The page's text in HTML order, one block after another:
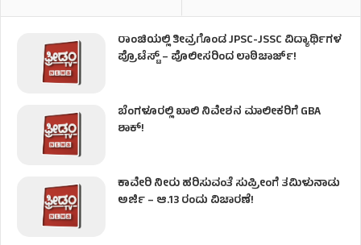
ರಾಂಚಿಯಲ್ಲಿ ತೀವ್ರಗೊಂಡ JPSC-JSSC ವಿದ್ಯಾರ್ಥಿಗಳ
ಪ್ರೊಟೆಸ್ಟ್ – ಪೊಲೀಸರಿಂದ ಲಾಠಿಚಾರ್ಜ್!
ಬೆಂಗಳೂರಲ್ಲಿ ಖಾಲಿ ನಿವೇಶನ ಮಾಲೀಕರಿಗೆ GBA
ಶಾಕ್!
ಕಾವೇರಿ ನೀರು ಹರಿಸುವಂತೆ ಸುಪ್ರೀಂಗೆ ತಮಿಳುನಾಡು
ಅರ್ಜಿ – ಆ.13 ರಂದು ವಿಚಾರಣೆ!